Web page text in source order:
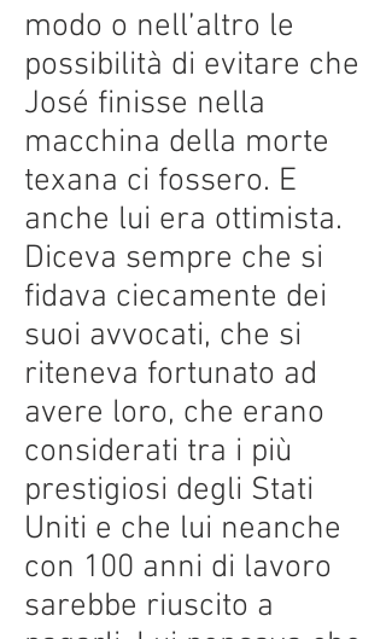
modo o nell’altro le
possibilità di evitare che
José finisse nella
macchina della morte
texana ci fossero. E
anche lui era ottimista.
Diceva sempre che si
fidava ciecamente dei
suoi avvocati, che si
riteneva fortunato ad
avere loro, che erano
considerati tra i più
prestigiosi degli Stati
Uniti e che lui neanche
con 100 anni di lavoro
sarebbe riuscito a